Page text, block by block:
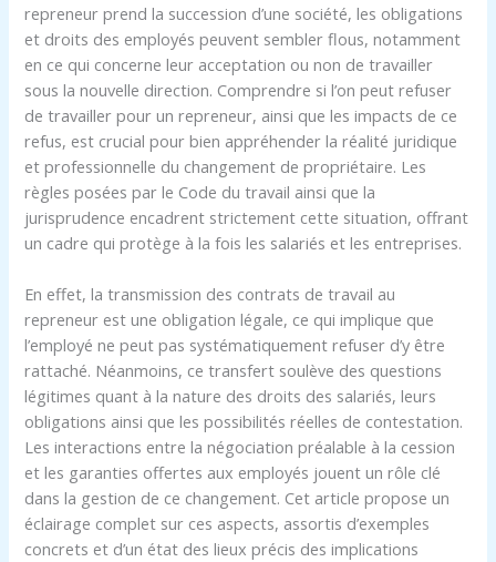
repreneur prend la succession d’une société, les obligations
et droits des employés peuvent sembler flous, notamment
en ce qui concerne leur acceptation ou non de travailler
sous la nouvelle direction. Comprendre si l’on peut refuser
de travailler pour un repreneur, ainsi que les impacts de ce
refus, est crucial pour bien appréhender la réalité juridique
et professionnelle du changement de propriétaire. Les
règles posées par le Code du travail ainsi que la
jurisprudence encadrent strictement cette situation, offrant
un cadre qui protège à la fois les salariés et les entreprises.
En effet, la transmission des contrats de travail au
repreneur est une obligation légale, ce qui implique que
l’employé ne peut pas systématiquement refuser d’y être
rattaché. Néanmoins, ce transfert soulève des questions
légitimes quant à la nature des droits des salariés, leurs
obligations ainsi que les possibilités réelles de contestation.
Les interactions entre la négociation préalable à la cession
et les garanties offertes aux employés jouent un rôle clé
dans la gestion de ce changement. Cet article propose un
éclairage complet sur ces aspects, assortis d’exemples
concrets et d’un état des lieux précis des implications